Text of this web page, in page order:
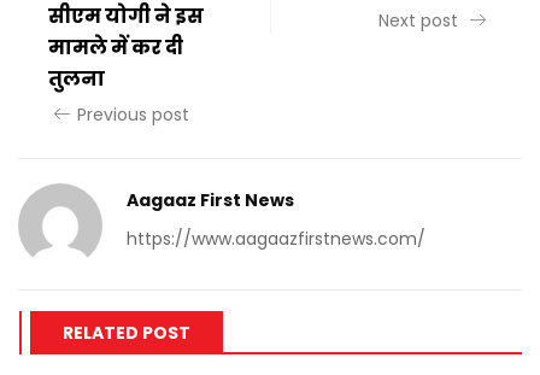
सीएम योगी ने इस
मामले में कर दी
तुलना
Previous post
Next post
Aagaaz First News
https://www.aagaazfirstnews.com/
RELATED POST